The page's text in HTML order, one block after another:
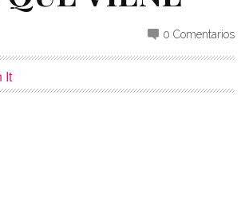
0 Comentarios
It